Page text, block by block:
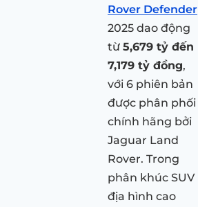
Rover Defender
2025 dao động
từ 5,679 tỷ đến
7,179 tỷ đồng,
với 6 phiên bản
được phân phối
chính hãng bởi
Jaguar Land
Rover. Trong
phân khúc SUV
địa hình cao